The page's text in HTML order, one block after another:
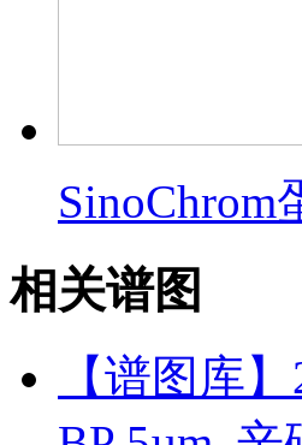
SinoChrom
相关谱图
【谱图库